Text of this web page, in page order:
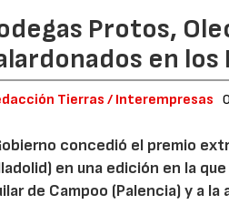
Protos,
en
Tierras / Interempresas
concedió el premio
en una edición en la
de Campoo (Palencia) y a